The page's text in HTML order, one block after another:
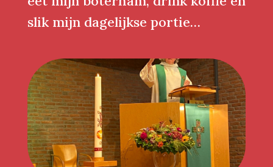
slik mijn dagelijkse portie…